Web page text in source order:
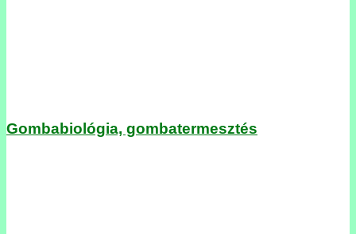
Gombabiológia, gombatermesztés